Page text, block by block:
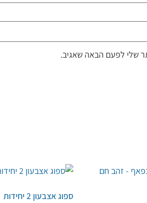
שלי לפעם הבאה שאגיב.
ספוג אצבעון 2 יחידות